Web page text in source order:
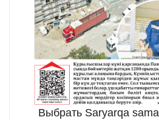
Выбрать Saryarqa